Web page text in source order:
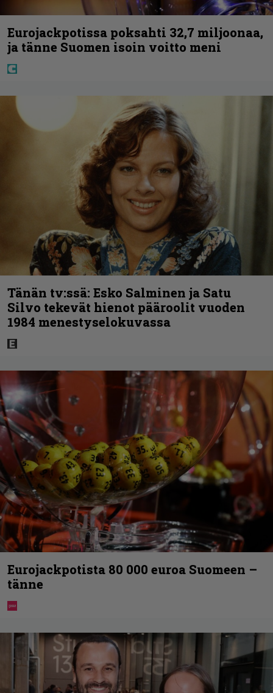
Eurojackpotissa poksahti 32,7 miljoonaa,
ja tänne Suomen isoin voitto meni
Tänän tv:ssä: Esko Salminen ja Satu
Silvo tekevät hienot pääroolit vuoden
1984 menestyselokuvassa
Eurojackpotista 80 000 euroa Suomeen –
tänne